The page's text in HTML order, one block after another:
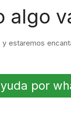
algo
estaremos
por